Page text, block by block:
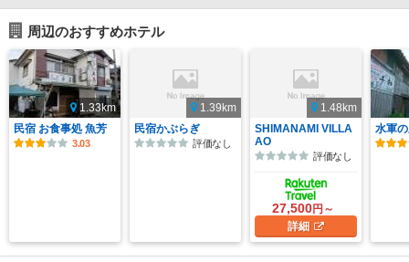
周辺のおすすめホテル
1.33km
民宿 お食事処 魚芳
3.03
1.39km
民宿かぶらぎ
評価なし
1.48km
SHIMANAMI VILLA
AO
評価なし
27,500円～
詳細
水軍